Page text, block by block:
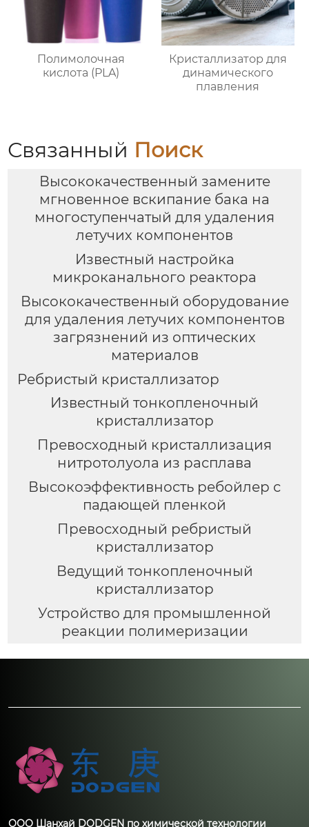
Полимолочная
кислота (PLA)
Кристаллизатор для
динамического
плавления
Связанный Поиск
Высококачественный замените
мгновенное вскипание бака на
многоступенчатый для удаления
летучих компонентов
Известный настройка
микроканального реактора
Высококачественный оборудование
для удаления летучих компонентов
загрязнений из оптических
материалов
Ребристый кристаллизатор
Известный тонкопленочный
кристаллизатор
Превосходный кристаллизация
нитротолуола из расплава
Высокоэффективность ребойлер с
падающей пленкой
Превосходный ребристый
кристаллизатор
Ведущий тонкопленочный
кристаллизатор
Устройство для промышленной
реакции полимеризации
ООО Шанхай DODGEN по химической технологии